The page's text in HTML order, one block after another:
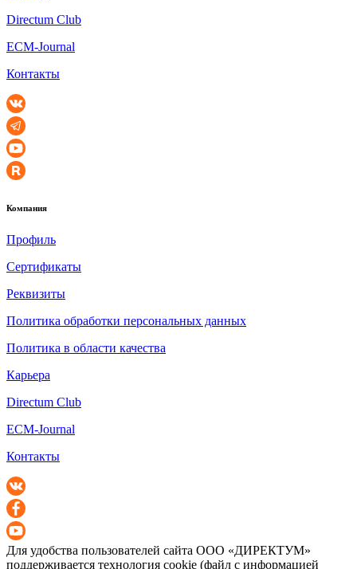
Directum Club
ECM-Journal
Контакты
Компания
Профиль
Сертификаты
Реквизиты
Политика обработки персональных данных
Политика в области качества
Карьера
Directum Club
ECM-Journal
Контакты
Для удобства пользователей сайта ООО «ДИРЕКТУМ»
поддерживается технология cookie (файл с информацией